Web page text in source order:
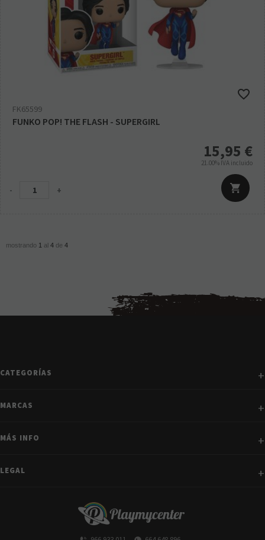
FK65599
FUNKO POP! THE FLASH - SUPERGIRL
15,95 €
21.00% IVA incluido
- +
mostrando 1 al 4 de 4
CATEGORÍAS
MARCAS
MÁS INFO
LEGAL